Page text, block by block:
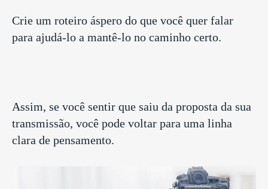
Crie um roteiro áspero do que você quer falar
para ajudá-lo a mantê-lo no caminho certo.
Assim, se você sentir que saiu da proposta da sua
transmissão, você pode voltar para uma linha
clara de pensamento.